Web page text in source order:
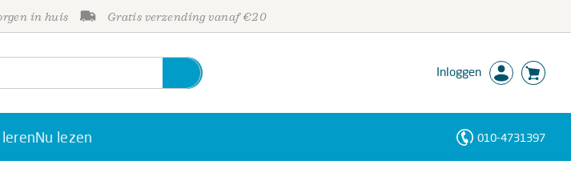
in huis Gratis verzending vanaf €20
Inloggen
Nu lezen 010-4731397
Personen